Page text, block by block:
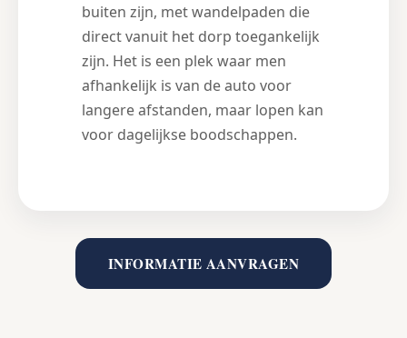
buiten zijn, met wandelpaden die
direct vanuit het dorp toegankelijk
zijn. Het is een plek waar men
afhankelijk is van de auto voor
langere afstanden, maar lopen kan
voor dagelijkse boodschappen.
INFORMATIE AANVRAGEN